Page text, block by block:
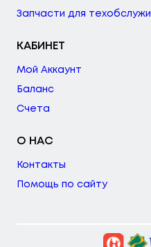
Запчасти для
КАБИНЕТ
Мой Аккаунт
Баланс
Счета
О НАС
Контакты
Помощь по сайту